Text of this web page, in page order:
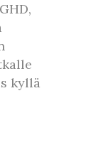
kyllä